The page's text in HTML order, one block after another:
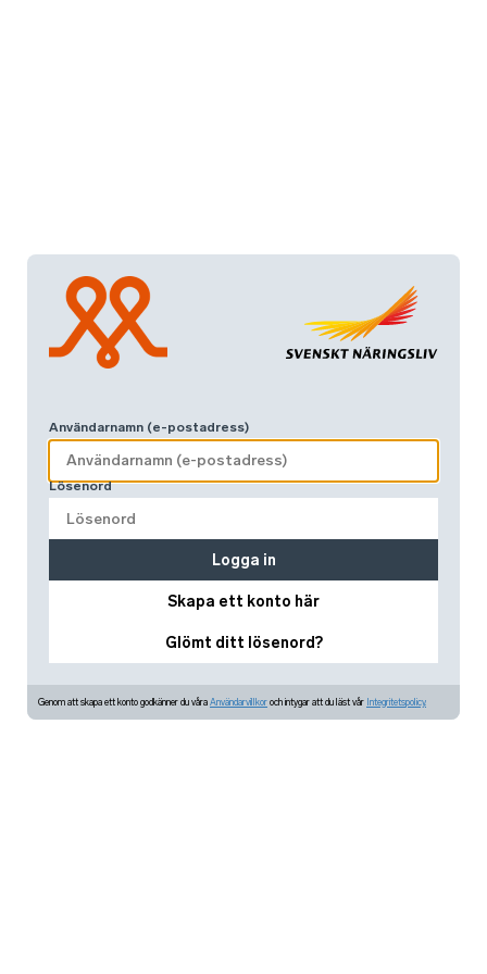
Användarnamn (e-postadress)
Lösenord
Skapa ett konto här
Glömt ditt lösenord?
Logga in
Genom att skapa ett konto godkänner du våra Användarvillkor och intygar att du läst vår Integritetspolicy.